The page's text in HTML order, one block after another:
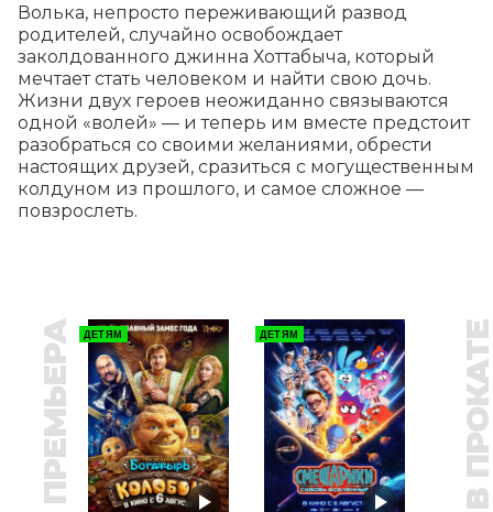
Волька, непросто переживающий развод
родителей, случайно освобождает
заколдованного джинна Хоттабыча, который
мечтает стать человеком и найти свою дочь.
Жизни двух героев неожиданно связываются
одной «волей» — и теперь им вместе предстоит
разобраться со своими желаниями, обрести
настоящих друзей, сразиться с могущественным
колдуном из прошлого, и самое сложное —
повзрослеть.
ПРЕМЬЕРА ДЕТЯМ ДЕТЯМ В